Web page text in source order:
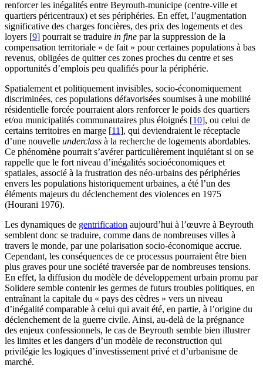
renforcer les inégalités entre Beyrouth-municipe (centre-ville et
quartiers péricentraux) et ses périphéries. En effet, l’augmentation
significative des charges foncières, des prix des logements et des
loyers [9] pourrait se traduire in fine par la suppression de la
compensation territoriale « de fait » pour certaines populations à bas
revenus, obligées de quitter ces zones proches du centre et ses
opportunités d’emplois peu qualifiés pour la périphérie.
Spatialement et politiquement invisibles, socio-économiquement
discriminées, ces populations défavorisées soumises à une mobilité
résidentielle forcée pourraient alors renforcer le poids des quartiers
et/ou municipalités communautaires plus éloignés [10], ou celui de
certains territoires en marge [11], qui deviendraient le réceptacle
d’une nouvelle underclass à la recherche de logements abordables.
Ce phénomène pourrait s’avérer particulièrement inquiétant si on se
rappelle que le fort niveau d’inégalités socioéconomiques et
spatiales, associé à la frustration des néo-urbains des périphéries
envers les populations historiquement urbaines, a été l’un des
éléments majeurs du déclenchement des violences en 1975
(Hourani 1976).
Les dynamiques de gentrification aujourd’hui à l’œuvre à Beyrouth
semblent donc se traduire, comme dans de nombreuses villes à
travers le monde, par une polarisation socio-économique accrue.
Cependant, les conséquences de ce processus pourraient être bien
plus graves pour une société traversée par de nombreuses tensions.
En effet, la diffusion du modèle de développement urbain promu par
Solidere semble contenir les germes de futurs troubles politiques, en
entraînant la capitale du « pays des cèdres » vers un niveau
d’inégalité comparable à celui qui avait été, en partie, à l’origine du
déclenchement de la guerre civile. Ainsi, au-delà de la prégnance
des enjeux confessionnels, le cas de Beyrouth semble bien illustrer
les limites et les dangers d’un modèle de reconstruction qui
privilégie les logiques d’investissement privé et d’urbanisme de
marché.